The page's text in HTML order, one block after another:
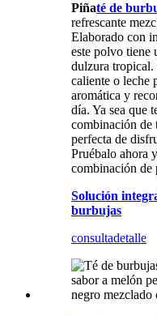
Piñaté de
refrescante
Elaborado con
este polvo tiene
dulzura tropical.
caliente o leche
aromática y
día. Ya sea que
combinación de
perfecta de
Pruébalo ahora
combinación de
Solución
burbujas
consultadetalle